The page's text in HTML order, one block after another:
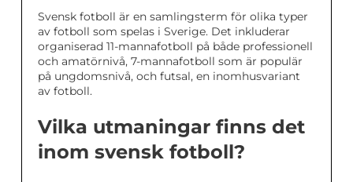
Svensk fotboll är en samlingsterm för olika typer
av fotboll som spelas i Sverige. Det inkluderar
organiserad 11-mannafotboll på både professionell
och amatörnivå, 7-mannafotboll som är populär
på ungdomsnivå, och futsal, en inomhusvariant
av fotboll.
Vilka utmaningar finns det
inom svensk fotboll?